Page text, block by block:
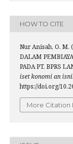
HOW TO CITE
Nur Anisah, O. M.
DALAM
PADA PT. BPRS
iset konomi an
https://doi.org/
More Citation